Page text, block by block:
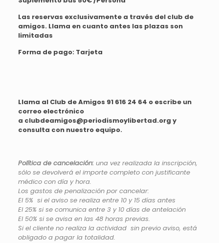
Las reservas exclusivamente a través del club de
amigos. Llama en cuanto antes las plazas son
limitadas
Forma de pago: Tarjeta
Llama al Club de Amigos 91 616 24 64 o escribe un
correo electrónico
a clubdeamigos@periodismoylibertad.org y
consulta con nuestro equipo.
Política de cancelación: una vez realizada la inscripción,
sólo se devolverá el importe completo con justificante
médico con día y hora.
Los gastos de penalización por cancelar:
El 5% si el aviso se realiza entre 10 y 15 días antes
El 25% si se comunica entre 3 y 10 días de antelación
El 50% si se avisa en las 48 horas previas.
Si el cliente no realiza la actividad sin previo aviso, está
obligado a pagar la totalidad.